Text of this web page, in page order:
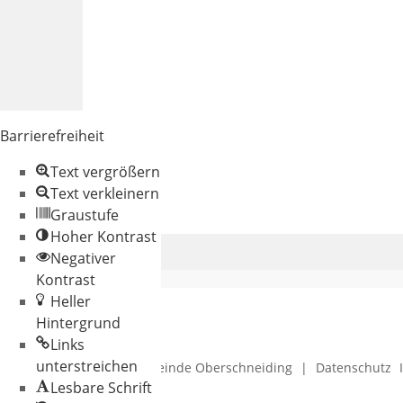
© 2026 Gemeinde Oberschneiding | Datenschutz
Barrierefreiheit
Text vergrößern
Text verkleinern
Graustufe
Hoher Kontrast
Negativer
Kontrast
Heller
Hintergrund
Links
unterstreichen
Lesbare Schrift